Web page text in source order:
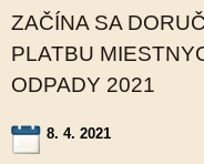
ZAČÍNA SA
PLATBU
ODPADY 2021
8. 4. 2021